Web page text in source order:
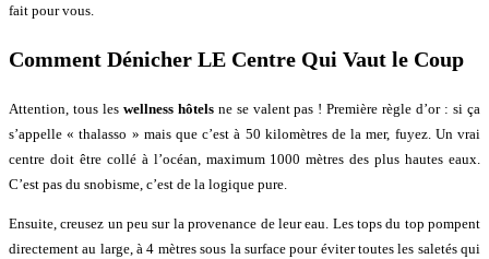
fait pour vous.
Comment Dénicher LE Centre Qui Vaut le Coup
Attention, tous les wellness hôtelsne se valent pas ! Première règle d’or : si ça
s’appelle « thalasso » mais que c’est à 50 kilomètres de la mer, fuyez. Un vrai
centre doit être collé à l’océan, maximum 1000 mètres des plus hautes eaux.
C’est pas du snobisme, c’est de la logique pure.
Ensuite, creusez un peu sur la provenance de leur eau. Les tops du top pompent
directement au large, à 4 mètres sous la surface pour éviter toutes les saletés qui